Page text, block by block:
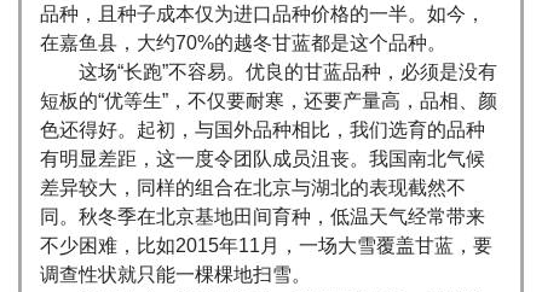
品种，且种子成本仅为进口品种价格的一半。如今，
在嘉鱼县，大约70%的越冬甘蓝都是这个品种。
这场“长跑”不容易。优良的甘蓝品种，必须是没有
短板的“优等生”，不仅要耐寒，还要产量高，品相、颜
色还得好。起初，与国外品种相比，我们选育的品种
有明显差距，这一度令团队成员沮丧。我国南北气候
差异较大，同样的组合在北京与湖北的表现截然不
同。秋冬季在北京基地田间育种，低温天气经常带来
不少困难，比如2015年11月，一场大雪覆盖甘蓝，要
调查性状就只能一棵棵地扫雪。